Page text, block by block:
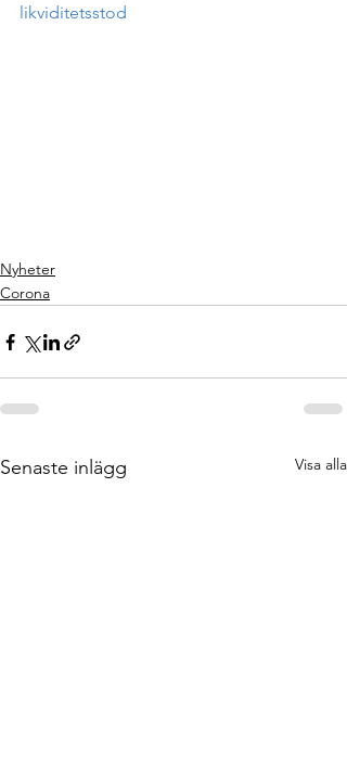
likviditetsstod
Nyheter
Corona
Senaste inlägg Visa alla